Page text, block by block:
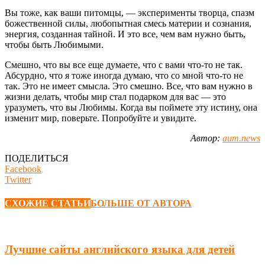
Вы тоже, как ваши питомцы, — эксперименты творца, спазм
божественной силы, любопытная смесь материи и сознания,
энергия, созданная тайной. И это все, чем вам нужно быть,
чтобы быть Любимыми.
Смешно, что вы все еще думаете, что с вами что-то не так.
Абсурдно, что я тоже иногда думаю, что со мной что-то не
так. Это не имеет смысла. Это смешно. Все, что вам нужно в
жизни делать, чтобы мир стал подарком для вас — это
уразуметь, что вы Любимы. Когда вы поймете эту истину, она
изменит мир, поверьте. Попробуйте и увидите.
Автор: aum.news
ПОДЕЛИТЬСЯ
Facebook
Twitter
СХОЖИЕ СТАТЬИБОЛЬШЕ ОТ АВТОРА
Лучшие сайты английского языка для детей